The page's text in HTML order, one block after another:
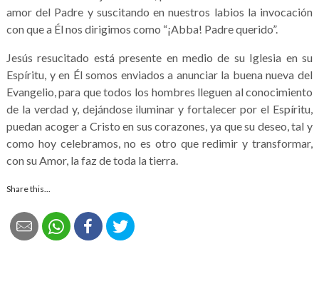
amor del Padre y suscitando en nuestros labios la invocación
con que a Él nos dirigimos como “¡Abba! Padre querido”.
Jesús resucitado está presente en medio de su Iglesia en su
Espíritu, y en Él somos enviados a anunciar la buena nueva del
Evangelio, para que todos los hombres lleguen al conocimiento
de la verdad y, dejándose iluminar y fortalecer por el Espíritu,
puedan acoger a Cristo en sus corazones, ya que su deseo, tal y
como hoy celebramos, no es otro que redimir y transformar,
con su Amor, la faz de toda la tierra.
Share this...